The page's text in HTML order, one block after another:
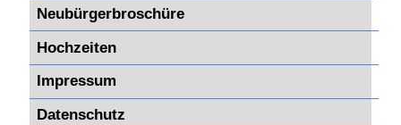
Neubürgerbroschüre
Hochzeiten
Impressum
Datenschutz